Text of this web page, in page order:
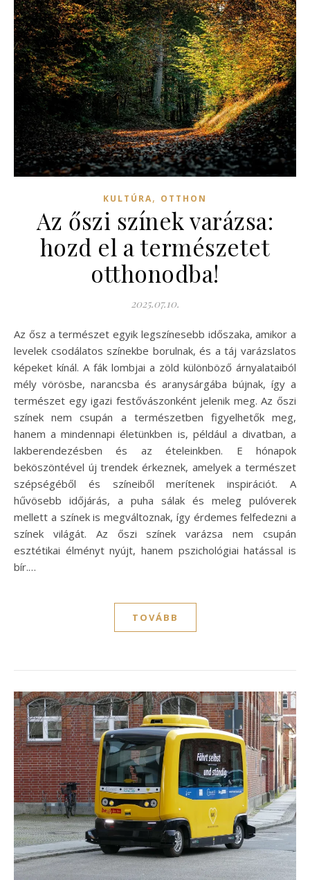
KULTÚRA, OTTHON
Az őszi színek varázsa:
hozd el a természetet
otthonodba!
2025.07.10.
Az ősz a természet egyik legszínesebb időszaka, amikor a
levelek csodálatos színekbe borulnak, és a táj varázslatos
képeket kínál. A fák lombjai a zöld különböző árnyalataiból
mély vörösbe, narancsba és aranysárgába bújnak, így a
természet egy igazi festővászonként jelenik meg. Az őszi
színek nem csupán a természetben figyelhetők meg,
hanem a mindennapi életünkben is, például a divatban, a
lakberendezésben és az ételeinkben. E hónapok
beköszöntével új trendek érkeznek, amelyek a természet
szépségéből és színeiből merítenek inspirációt. A
hűvösebb időjárás, a puha sálak és meleg pulóverek
mellett a színek is megváltoznak, így érdemes felfedezni a
színek világát. Az őszi színek varázsa nem csupán
esztétikai élményt nyújt, hanem pszichológiai hatással is
bír.…
TOVÁBB